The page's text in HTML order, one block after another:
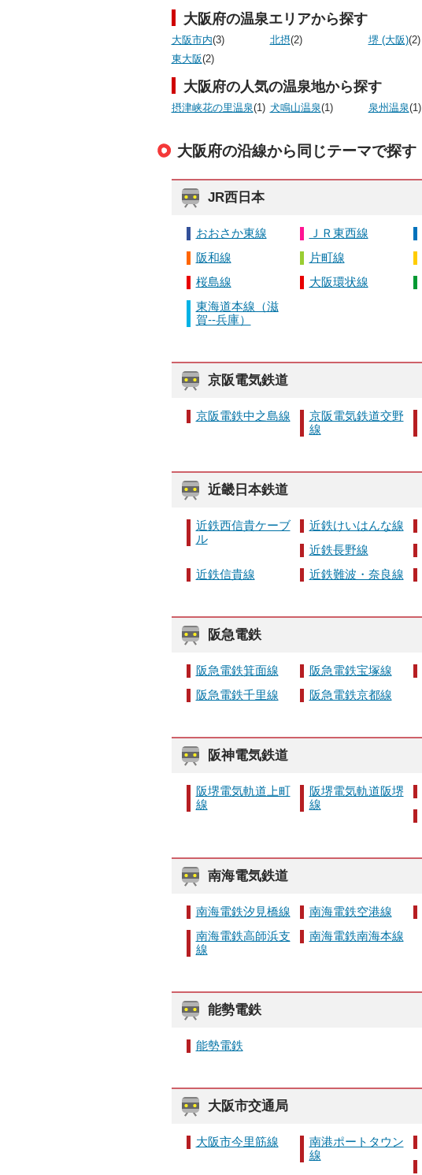
大阪府の温泉エリアから探す
大阪市内(3) 北摂(2) 堺 (大阪)(2)
東大阪(2)
大阪府の人気の温泉地から探す
摂津峡花の里温泉(1) 犬鳴山温泉(1) 泉州温泉(1)
大阪府の沿線から同じテーマで探す
JR西日本
おおさか東線 ＪＲ東西線
阪和線
片町線
桜島線
大阪環状線
東海道本線（滋
賀--兵庫）
京阪電気鉄道
京阪電鉄中之島線
京阪電気鉄道交野
線
近畿日本鉄道
近鉄西信貴ケーブ
ル
近鉄けいはんな線
近鉄長野線
近鉄信貴線
近鉄難波・奈良線
阪急電鉄
阪急電鉄箕面線 阪急電鉄宝塚線
阪急電鉄千里線
阪急電鉄京都線
阪神電気鉄道
阪堺電気軌道上町
線
阪堺電気軌道阪堺
線
南海電気鉄道
南海電鉄汐見橋線 南海電鉄空港線
南海電鉄高師浜支
線
南海電鉄南海本線
能勢電鉄
能勢電鉄
大阪市交通局
大阪市今里筋線
南港ポートタウン
線